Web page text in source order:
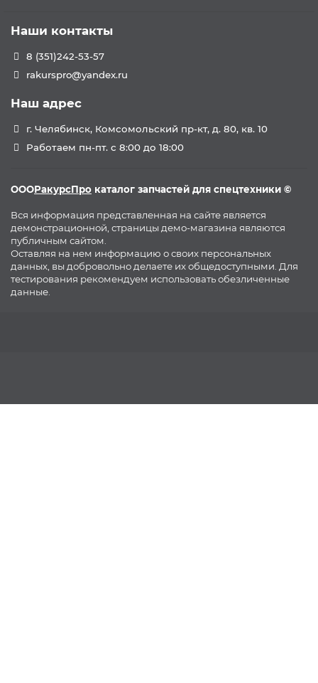
Наши контакты
8 (351)242-53-57
rakurspro@yandex.ru
Наш адрес
г. Челябинск, Комсомольский пр-кт, д. 80, кв. 10
Работаем пн-пт. с 8:00 до 18:00
ОООРакурсПро каталог запчастей для спецтехники ©
Вся информация представленная на сайте является
демонстрационной, страницы демо-магазина являются
публичным сайтом.
Оставляя на нем информацию о своих персональных
данных, вы добровольно делаете их общедоступными. Для
тестирования рекомендуем использовать обезличенные
данные.